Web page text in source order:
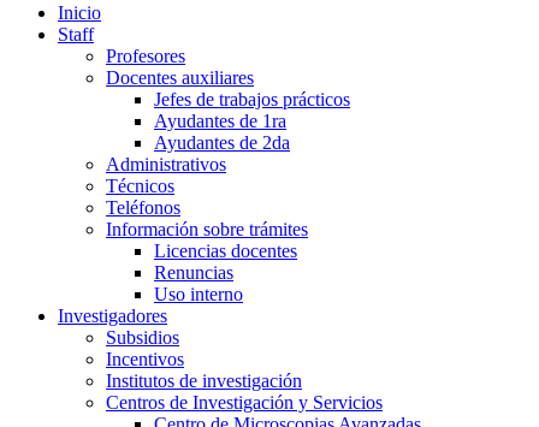
Inicio
Staff
Profesores
Docentes auxiliares
Jefes de trabajos prácticos
Ayudantes de 1ra
Ayudantes de 2da
Administrativos
Técnicos
Teléfonos
Información sobre trámites
Licencias docentes
Renuncias
Uso interno
Investigadores
Subsidios
Incentivos
Institutos de investigación
Centros de Investigación y Servicios